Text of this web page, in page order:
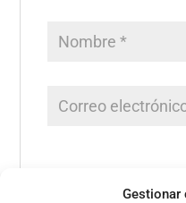
Gestionar